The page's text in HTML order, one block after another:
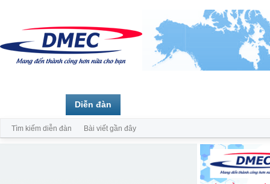
Diễn đàn
Tìm kiếm diễn đàn Bài viết gần đây